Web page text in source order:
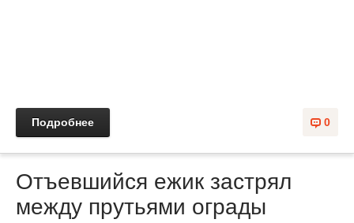
0
Подробнее
Отъевшийся ежик застрял
между прутьями ограды